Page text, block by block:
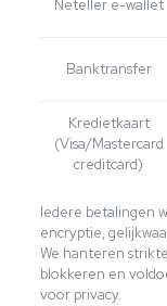
Neteller e-wallet
Banktransfer
Kredietkaart
(Visa/Mastercard
creditcard)
Iedere betalingen
encryptie,
We hanteren
blokkeren en
voor privacy.